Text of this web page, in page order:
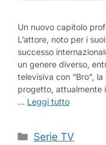
Un nuovo capitolo
L’attore, noto per i
successo
un genere diverso,
televisiva con “Bro”,
progetto, attualmente
… Leggi tutto
Categorie
Serie TV